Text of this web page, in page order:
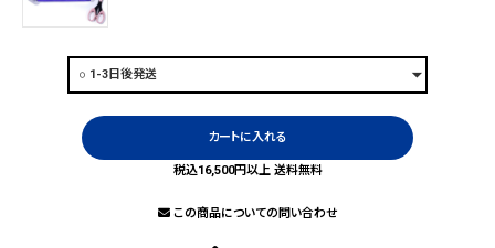
カートに入れる
税込16,500円以上 送料無料
この商品についての問い合わせ